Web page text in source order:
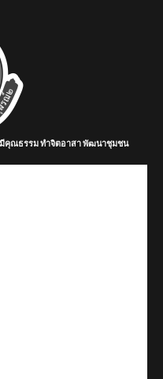
คุณธรรม ทำจิตอาสา พัฒนาชุมชน